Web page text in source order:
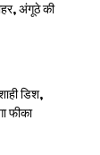
अंगूठे की
डिश,
फीका